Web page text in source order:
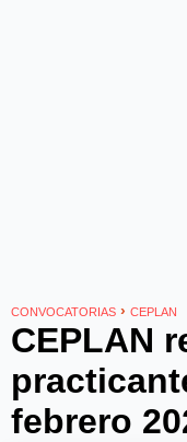
CONVOCATORIAS › CEPLAN
CEPLAN
febrero